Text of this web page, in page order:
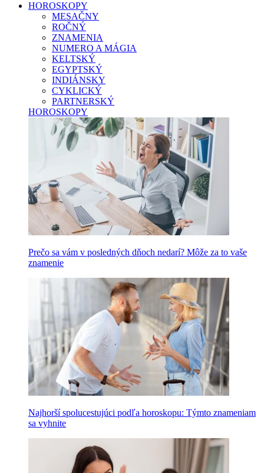
HOROSKOPY
MESAČNY
ROČNÝ
ZNAMENIA
NUMERO A MÁGIA
KELTSKÝ
EGYPTSKÝ
INDIÁNSKY
CYKLICKÝ
PARTNERSKÝ
HOROSKOPY
Prečo sa vám v posledných dňoch nedarí? Môže za to vaše
znamenie
Najhorší spolucestujúci podľa horoskopu: Týmto znameniam
sa vyhnite